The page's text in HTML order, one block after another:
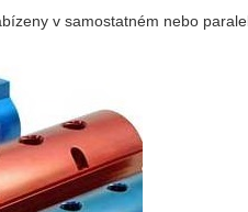
v samostatném nebo